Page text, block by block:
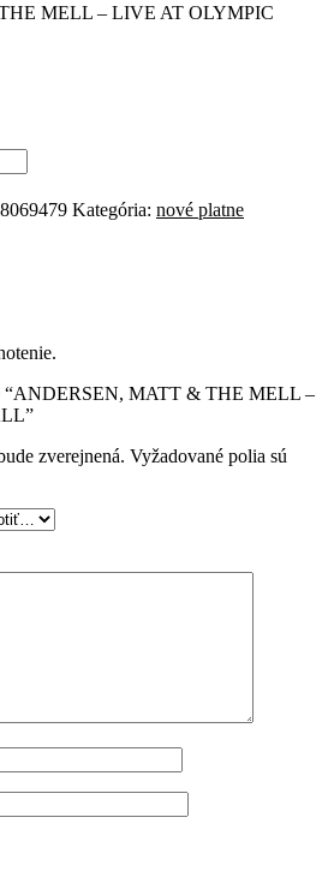
MELL – LIVE AT OLYMPIC
Kategória: nové platne
“ANDERSEN, MATT & THE MELL –
zverejnená. Vyžadované polia sú